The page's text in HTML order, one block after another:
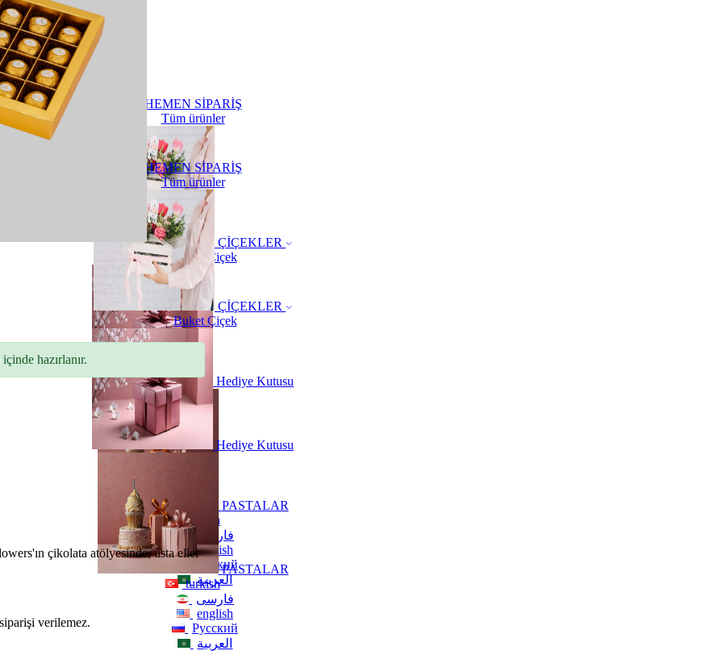
HEMEN SİPARİŞ
Tüm ürünler
ÇİÇEKLER
Buket Çiçek
Hediye Kutusu
PASTALAR
turkish
فارسی
english
Русский
العربية
HEMEN SİPARİŞ
Tüm ürünler
ÇİÇEKLER
Buket Çiçek
Hediye Kutusu
PASTALAR
turkish
فارسی
english
Русский
العربية
hazırlanır.
çikolata atölyesinde, usta eller
verilemez.